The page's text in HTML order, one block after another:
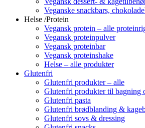
Veganske snackbars,
Helse /Protein
Vegansk protein – alle
Vegansk proteinpulver
Vegansk proteinbar
Vegansk proteinshake
Helse – alle produkter
Glutenfri
Glutenfri produkter – alle
Glutenfri produkter til bagning
Glutenfri pasta
Glutenfri brødblanding &
Glutenfri sovs & dressing